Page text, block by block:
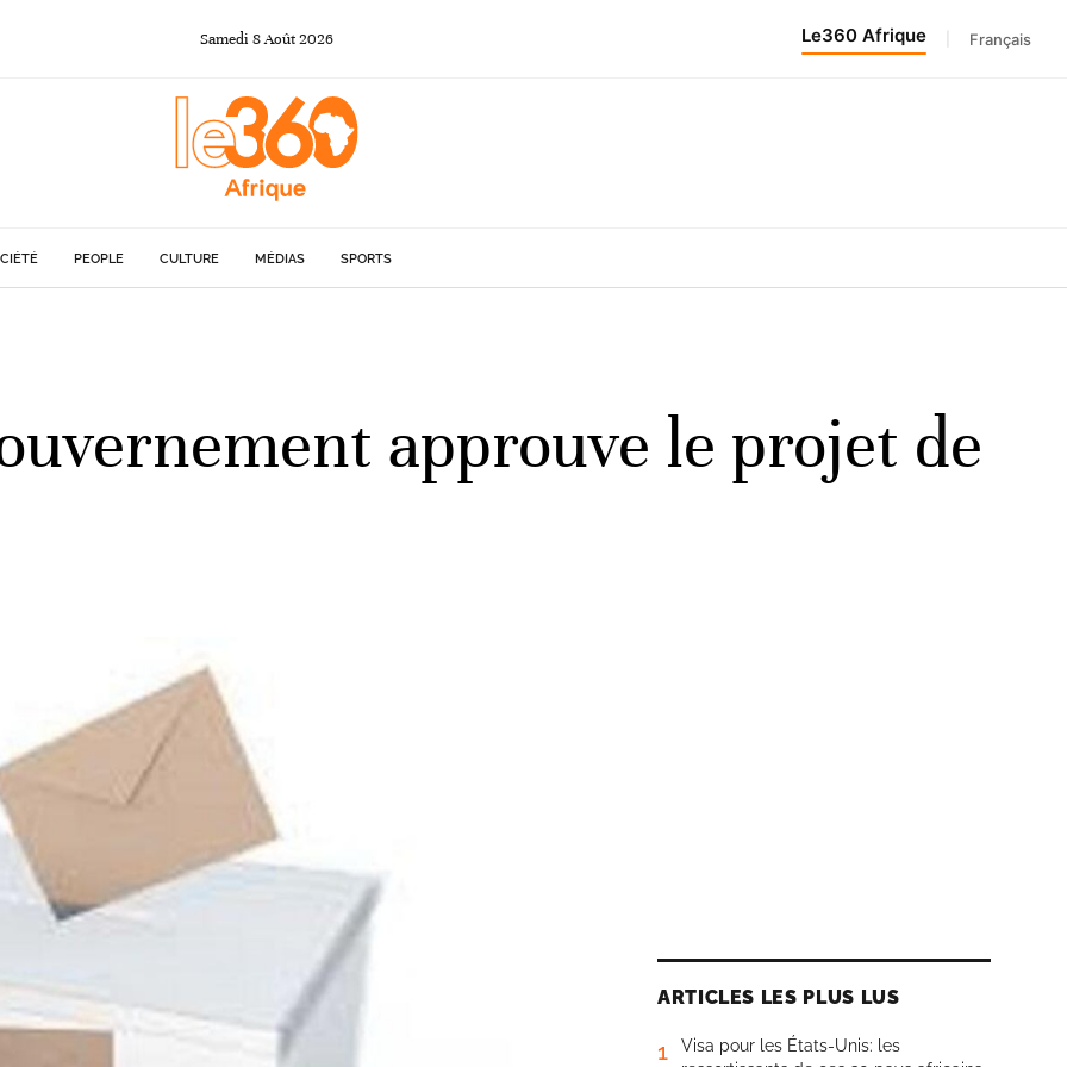
Samedi 8Août2026 Le360 Afrique Français
PEOPLE CULTURE MÉDIAS SPORTS
approuve le projet de
ARTICLES LES PLUS LUS
1
Visa pour les États-Unis: les